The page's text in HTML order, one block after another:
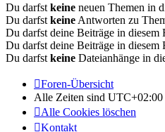
Du darfst keine neuen Themen in
Du darfst keine Antworten zu
Du darfst deine Beiträge in diesem
Du darfst deine Beiträge in diesem
Du darfst keine Dateianhänge in
Foren-Übersicht
Alle Zeiten sind UTC+02:00
Alle Cookies löschen
Kontakt